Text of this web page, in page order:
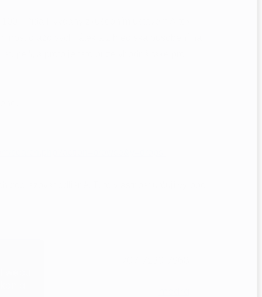
a
Třída I, vydaný zkušebním ústavem Aitex
dráždivých látek a z hlediska působení na
a proto je tato příze vhodná také pro
search.php?action=browse&y=drops-
zobrazovat odlišně. Tuto vlastnost určují výrobci